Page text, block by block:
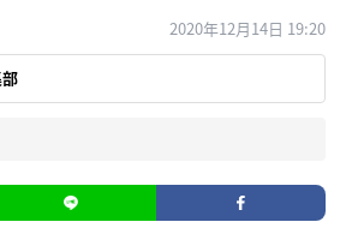
2020年12月14日 19:20
部